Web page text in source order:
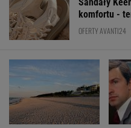
komfortu -
OFERTY AVANTI24